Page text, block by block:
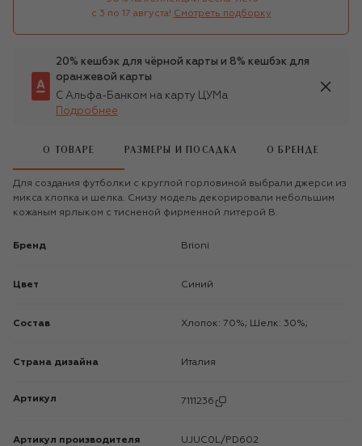
с 3 по 17 августа! Смотреть подборку
20% кешбэк для чёрной карты и 8% кешбэк для
оранжевой карты
С Альфа-Банком на карту ЦУМа
Подробнее
О ТОВАРЕ РАЗМЕРЫ И ПОСАДКА О БРЕНДЕ
Для создания футболки с круглой горловиной выбрали джерси из
микса хлопка и шелка. Снизу модель декорировали небольшим
кожаным ярлыком с тисненой фирменной литерой B.
Бренд Brioni
Цвет Синий
Состав Хлопок: 70%; Шелк: 30%;
Страна дизайна Италия
Артикул 7111236
Артикул производителя UJUC0L/PD602